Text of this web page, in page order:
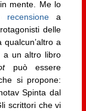
mente. Me lo
recensione a
delle
a
a un altro libro
può essere
si propone:
Spinta dal
scrittori che vi